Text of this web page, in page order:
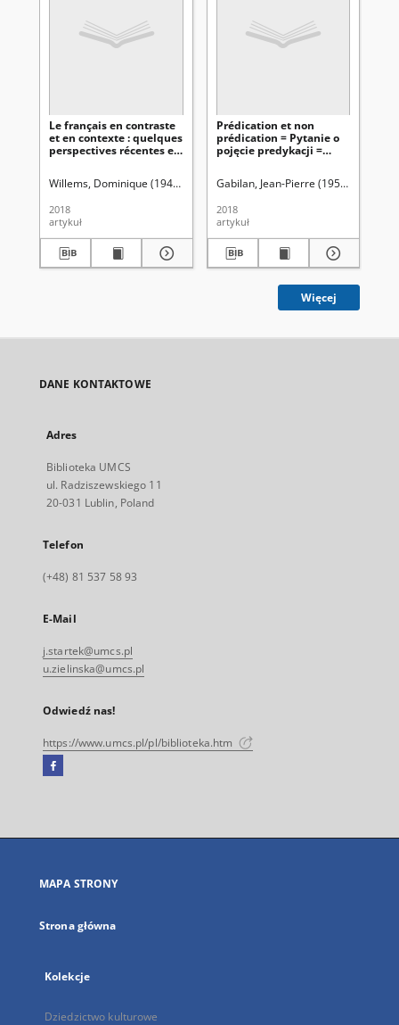
Le français en contraste
et en contexte : quelques
perspectives récentes en
francuskim w świetle
współczesnych nurtów
językoznawstwa
kontrastywnego = French
in contrast and in
context : some recent
Willems, Dominique (1948- ) Gabryś-Sławińska, Monika. Red.
2018
artykuł
Prédication et non
prédication = Pytanie o
pojęcie predykacji =
Gabilan, Jean-Pierre (1959- )
2018
artykuł
Więcej
DANE KONTAKTOWE
Adres
Biblioteka UMCS
ul. Radziszewskiego 11
20-031 Lublin, Poland
Telefon
(+48) 81 537 58 93
E-Mail
j.startek@umcs.pl
u.zielinska@umcs.pl
Odwiedź nas!
https://www.umcs.pl/pl/biblioteka.htm
Facebook
się
karcie
MAPA STRONY
Strona główna
Kolekcje
Dziedzictwo kulturowe